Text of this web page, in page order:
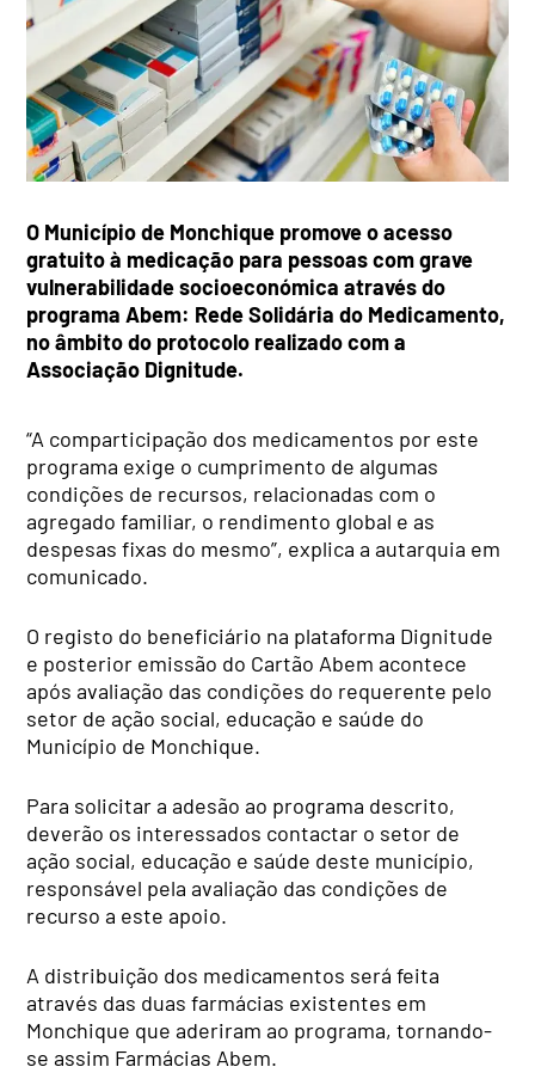
O Município de Monchique promove o acesso
gratuito à medicação para pessoas com grave
vulnerabilidade socioeconómica através do
programa Abem: Rede Solidária do Medicamento,
no âmbito do protocolo realizado com a
Associação Dignitude.
“A comparticipação dos medicamentos por este
programa exige o cumprimento de algumas
condições de recursos, relacionadas com o
agregado familiar, o rendimento global e as
despesas fixas do mesmo”, explica a autarquia em
comunicado.
O registo do beneficiário na plataforma Dignitude
e posterior emissão do Cartão Abem acontece
após avaliação das condições do requerente pelo
setor de ação social, educação e saúde do
Município de Monchique.
Para solicitar a adesão ao programa descrito,
deverão os interessados contactar o setor de
ação social, educação e saúde deste município,
responsável pela avaliação das condições de
recurso a este apoio.
A distribuição dos medicamentos será feita
através das duas farmácias existentes em
Monchique que aderiram ao programa, tornando-
se assim Farmácias Abem.